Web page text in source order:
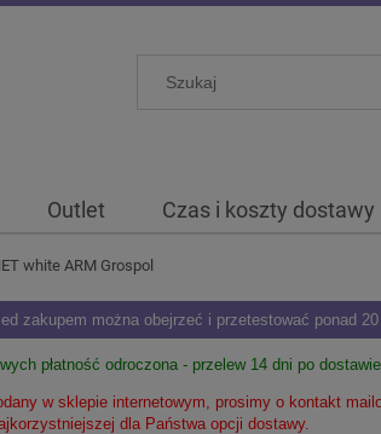
Outlet Czas i koszty dostawy
white ARM Grospol
zakupem można obejrzeć i przetestować ponad
płatność odroczona - przelew 14 dni po dostawie
w sklepie internetowym, prosimy o kontakt
dla Państwa opcji dostawy.